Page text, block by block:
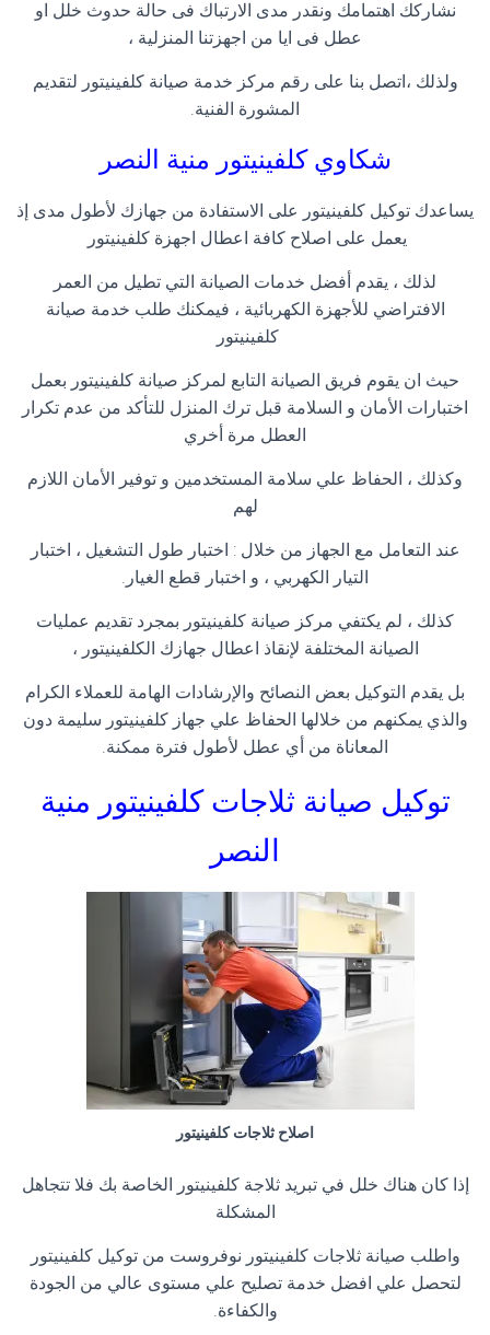
نشاركك اهتمامك ونقدر مدى الارتباك فى حالة حدوث خلل او
عطل فى ايا من اجهزتنا المنزلية ،
ولذلك ،اتصل بنا على رقم مركز خدمة صيانة كلفينيتور لتقديم
المشورة الفنية.
شكاوي كلفينيتور منية النصر
يساعدك توكيل كلفينيتور على الاستفادة من جهازك لأطول مدى إذ
يعمل على اصلاح كافة اعطال اجهزة كلفينيتور
لذلك ، يقدم أفضل خدمات الصيانة التي تطيل من العمر
الافتراضي للأجهزة الكهربائية ، فيمكنك طلب خدمة صيانة
كلفينيتور
حيث ان يقوم فريق الصيانة التابع لمركز صيانة كلفينيتور بعمل
اختبارات الأمان و السلامة قبل ترك المنزل للتأكد من عدم تكرار
العطل مرة أخري
وكذلك ، الحفاظ علي سلامة المستخدمين و توفير الأمان اللازم
لهم
عند التعامل مع الجهاز من خلال : اختبار طول التشغيل ، اختبار
التيار الكهربي ، و اختبار قطع الغيار .
كذلك ، لم يكتفي مركز صيانة كلفينيتور بمجرد تقديم عمليات
الصيانة المختلفة لإنقاذ اعطال جهازك الكلفينيتور ،
بل يقدم التوكيل بعض النصائح والإرشادات الهامة للعملاء الكرام
والذي يمكنهم من خلالها الحفاظ علي جهاز كلفينيتور سليمة دون
المعاناة من أي عطل لأطول فترة ممكنة.
توكيل صيانة ثلاجات كلفينيتور منية
النصر
اصلاح ثلاجات كلفينيتور
إذا كان هناك خلل في تبريد ثلاجة كلفينيتور الخاصة بك فلا تتجاهل
المشكلة
واطلب صيانة ثلاجات كلفينيتور نوفروست من توكيل كلفينيتور
لتحصل علي افضل خدمة تصليح علي مستوى عالي من الجودة
والكفاءة.